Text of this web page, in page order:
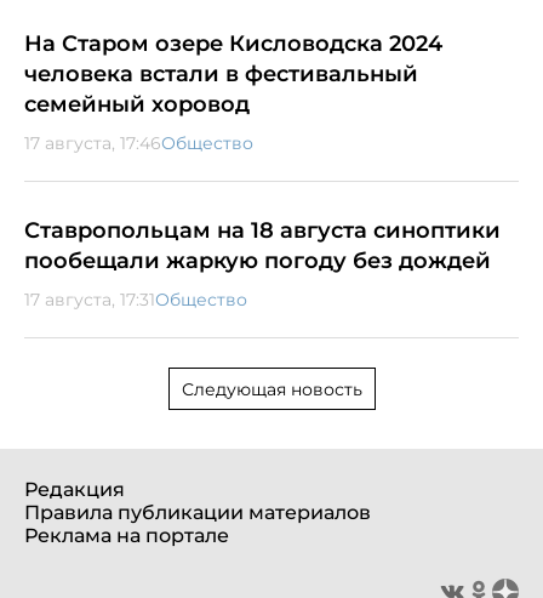
На Старом озере Кисловодска 2024
человека встали в фестивальный
семейный хоровод
17 августа, 17:46Общество
Ставропольцам на 18 августа синоптики
пообещали жаркую погоду без дождей
17 августа, 17:31Общество
Следующая новость
Редакция
Правила публикации материалов
Реклама на портале